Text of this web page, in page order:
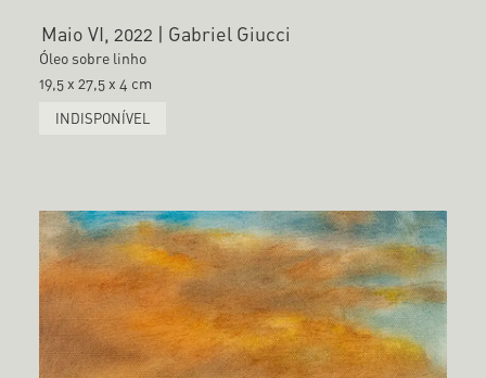
Maio VI, 2022 | Gabriel Giucci
Óleo sobre linho
19,5 x 27,5 x 4 cm
INDISPONÍVEL